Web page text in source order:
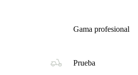
Gama profesional
Prueba